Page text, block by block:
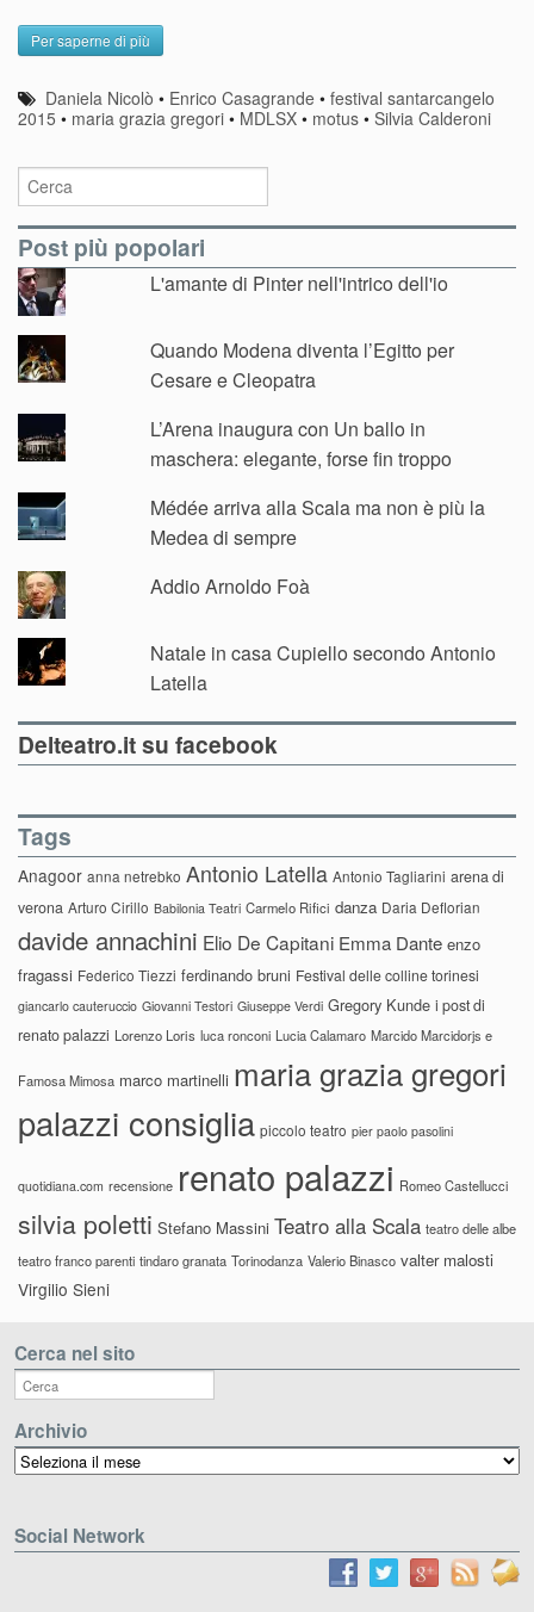
Per saperne di più
Daniela Nicolò • Enrico Casagrande •festival santarcangelo
2015 • maria grazia gregori • MDLSX • motus • Silvia Calderoni
Post più popolari
L'amante di Pinter nell'intrico dell'io
Quando Modena diventa l’Egitto per
Cesare e Cleopatra
L’Arena inaugura con Un ballo in
maschera: elegante, forse fin troppo
Médée arriva alla Scala ma non è più la
Medea di sempre
Addio Arnoldo Foà
Natale in casa Cupiello secondo Antonio
Latella
Delteatro.it su facebook
Tags
Anagoor anna netrebko Antonio Latella Antonio Tagliarini arena di
verona Arturo Cirillo Babilonia Teatri Carmelo Rifici danza Daria Deflorian
davide annachini Elio De Capitani Emma Dante enzo
fragassi Federico Tiezzi ferdinando bruni Festival delle colline torinesi
giancarlo cauteruccio Giovanni Testori Giuseppe Verdi Gregory Kunde i post di
renato palazzi Lorenzo Loris luca ronconi Lucia Calamaro Marcido Marcidorjs e
Famosa Mimosa marco martinelli maria grazia gregori
palazzi consiglia piccolo teatro pier paolo pasolini
quotidiana.com recensione renato palazzi Romeo Castellucci
silvia poletti Stefano Massini Teatro alla Scala teatro delle albe
teatro franco parenti tindaro granata Torinodanza Valerio Binasco valter malosti
Virgilio Sieni
Cerca nel sito
Archivio
Archivio
Social Network